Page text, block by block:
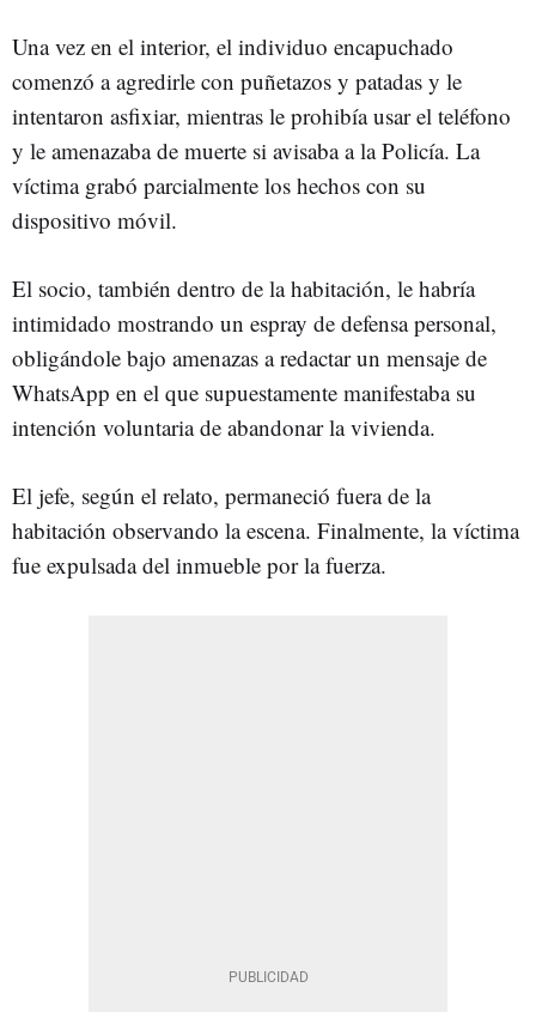
Una vez en el interior, el individuo encapuchado
comenzó a agredirle con puñetazos y patadas y le
intentaron asfixiar, mientras le prohibía usar el teléfono
y le amenazaba de muerte si avisaba a la Policía. La
víctima grabó parcialmente los hechos con su
dispositivo móvil.
El socio, también dentro de la habitación, le habría
intimidado mostrando un espray de defensa personal,
obligándole bajo amenazas a redactar un mensaje de
WhatsApp en el que supuestamente manifestaba su
intención voluntaria de abandonar la vivienda.
El jefe, según el relato, permaneció fuera de la
habitación observando la escena. Finalmente, la víctima
fue expulsada del inmueble por la fuerza.